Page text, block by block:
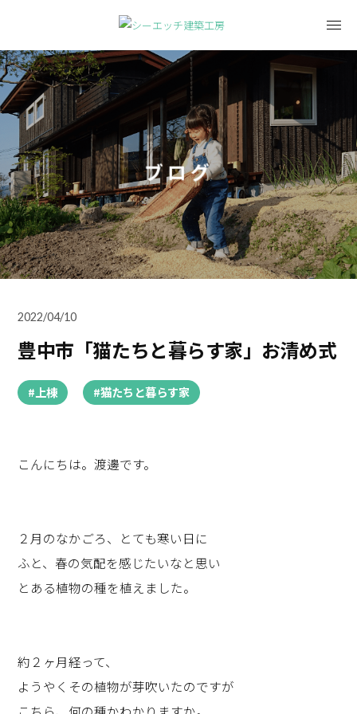
ブログ
2022/04/10
豊中市「猫たちと暮らす家」お清め式
#上棟 #猫たちと暮らす家
こんにちは。渡邊です。
２月のなかごろ、とても寒い日に
ふと、春の気配を感じたいなと思い
とある植物の種を植えました。
約２ヶ月経って、
ようやくその植物が芽吹いたのですが